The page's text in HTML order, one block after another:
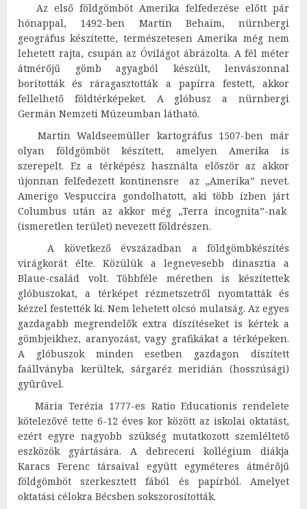
Az első földgömböt Amerika felfedezése előtt pár
hónappal, 1492-ben Martin Behaim, nürnbergi
geográfus készítette, természetesen Amerika még nem
lehetett rajta, csupán az Óvilágot ábrázolta. A fél méter
átmérőjű gömb agyagból készült, lenvászonnal
borították és ráragasztották a papírra festett, akkor
fellelhető földtérképeket. A glóbusz a nürnbergi
Germán Nemzeti Múzeumban látható.
Martin Waldseemüller kartográfus 1507-ben már
olyan földgömböt készített, amelyen Amerika is
szerepelt. Ez a térképész használta először az akkor
újonnan felfedezett kontinensre az „Amerika” nevet.
Amerigo Vespuccira gondolhatott, aki több ízben járt
Columbus után az akkor még „Terra incognita”-nak
(ismeretlen terület) nevezett földrészen.
A következő évszázadban a földgömbkészítés
virágkorát élte. Közülük a legnevesebb dinasztia a
Blaue-család volt. Többféle méretben is készítettek
glóbuszokat, a térképet rézmetszetről nyomtatták és
kézzel festették ki. Nem lehetett olcsó mulatság. Az egyes
gazdagabb megrendelők extra díszítéseket is kértek a
gömbjeikhez, aranyozást, vagy grafikákat a térképeken.
A glóbuszok minden esetben gazdagon díszített
faállványba kerültek, sárgarézmeridián (hosszúsági)
gyûrûvel.
Mária Terézia 1777-es Ratio Educationis rendelete
kötelezővé tette 6-12 éves kor között az iskolai oktatást,
ezért egyre nagyobb szükség mutatkozott szemléltető
eszközök gyártására. A debreceni kollégium diákja
Karacs Ferenc társaival együtt egyméteres átmérőjű
földgömböt szerkesztett fából és papírból. Amelyet
oktatási célokra Bécsben sokszorosították.